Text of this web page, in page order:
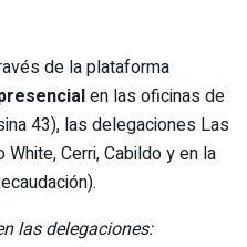
de la plataforma
en las oficinas de
43), las delegaciones Las
Cerri, Cabildo y en la
las delegaciones: